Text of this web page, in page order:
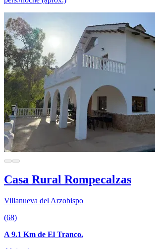
Casa Rural Rompecalzas
Villanueva del Arzobispo
(68)
A 9.1 Km de El Tranco.